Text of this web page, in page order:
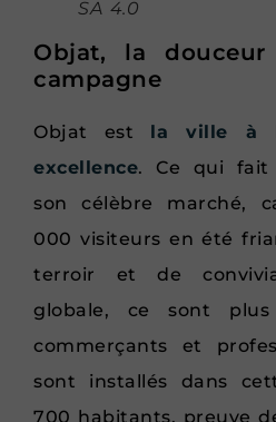
SA 4.0
Objat, la
campagne
Objat est la ville à
excellence. Ce qui fait
son célèbre marché,
000 visiteurs en été
terroir et de
globale, ce sont
commerçants et
sont installés dans
700 habitants, preuve